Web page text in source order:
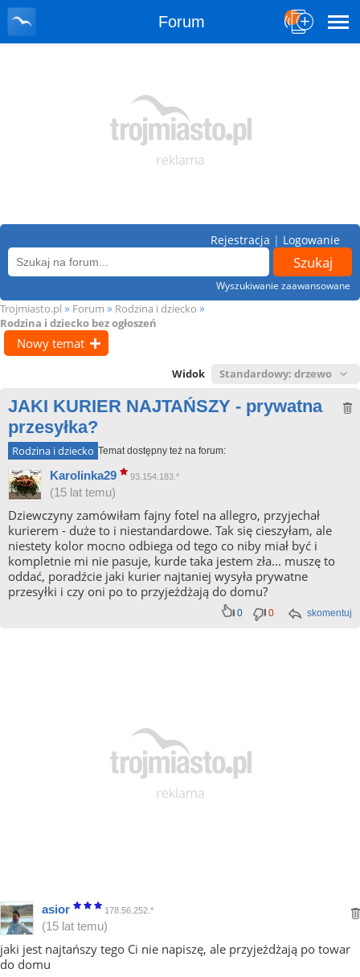
Forum
Wyszukiwanie zaawansowane
Rejestracja | Logowanie
Trojmiasto.pl » Forum » Rodzina i dziecko »
Rodzina i dziecko bez ogłoszeń
Nowy temat
Widok
JAKI KURIER NAJTAŃSZY - prywatna
przesyłka?
Rodzina i dziecko Temat dostępny też na forum:
Karolinka29 93.154.183.*
(15 lat temu)
Dziewczyny zamówiłam fajny fotel na allegro, przyjechał
kurierem - duże to i niestandardowe. Tak się cieszyłam, ale
niestety kolor mocno odbiega od tego co niby miał być i
kompletnie mi nie pasuje, kurde taka jestem zła... muszę to
oddać, poradźcie jaki kurier najtaniej wysyła prywatne
przesyłki i czy oni po to przyjeżdżają do domu?
skomentuj
0 0
asior 178.56.252.*
(15 lat temu)
jaki jest najtańszy tego Ci nie napiszę, ale przyjeżdżają po towar
do domu